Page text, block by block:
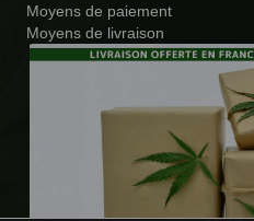
Moyens de paiement
Moyens de livraison